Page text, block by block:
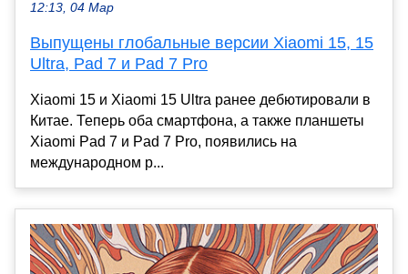
12:13, 04 Мар
Выпущены глобальные версии Xiaomi 15, 15
Ultra, Pad 7 и Pad 7 Pro
Xiaomi 15 и Xiaomi 15 Ultra ранее дебютировали в
Китае. Теперь оба смартфона, а также планшеты
Xiaomi Pad 7 и Pad 7 Pro, появились на
международном р...